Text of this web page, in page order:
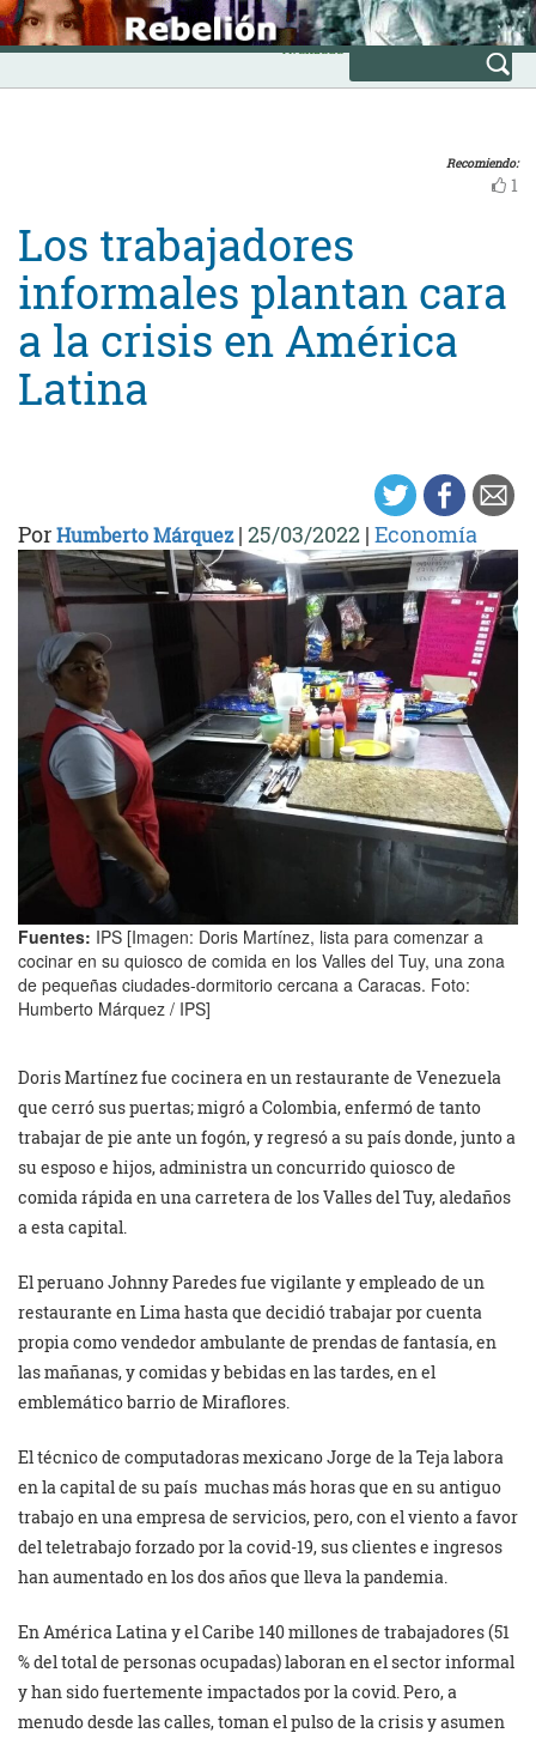
Skip
to
content
INICIO
Avanzada
Recomiendo:
1
Los trabajadores
informales plantan cara
a la crisis en América
Latina
PorHumberto Márquez| 25/03/2022 | Economía
Fuentes: IPS [Imagen: Doris Martínez, lista para comenzar a
cocinar en su quiosco de comida en los Valles del Tuy, una zona
de pequeñas ciudades-dormitorio cercana a Caracas. Foto:
Humberto Márquez / IPS]
Doris Martínez fue cocinera en un restaurante de Venezuela
que cerró sus puertas; migró a Colombia, enfermó de tanto
trabajar de pie ante un fogón, y regresó a su país donde, junto a
su esposo e hijos, administra un concurrido quiosco de
comida rápida en una carretera de los Valles del Tuy, aledaños
a esta capital.
El peruano Johnny Paredes fue vigilante y empleado de un
restaurante en Lima hasta que decidió trabajar por cuenta
propia como vendedor ambulante de prendas de fantasía, en
las mañanas, y comidas y bebidas en las tardes, en el
emblemático barrio de Miraflores.
El técnico de computadoras mexicano Jorge de la Teja labora
en la capital de su país muchas más horas que en su antiguo
trabajo en una empresa de servicios, pero, con el viento a favor
del teletrabajo forzado por la covid-19, sus clientes e ingresos
han aumentado en los dos años que lleva la pandemia.
En América Latina y el Caribe 140 millones de trabajadores (51
% del total de personas ocupadas) laboran en el sector informal
y han sido fuertemente impactados por la covid. Pero, a
menudo desde las calles, toman el pulso de la crisis y asumen